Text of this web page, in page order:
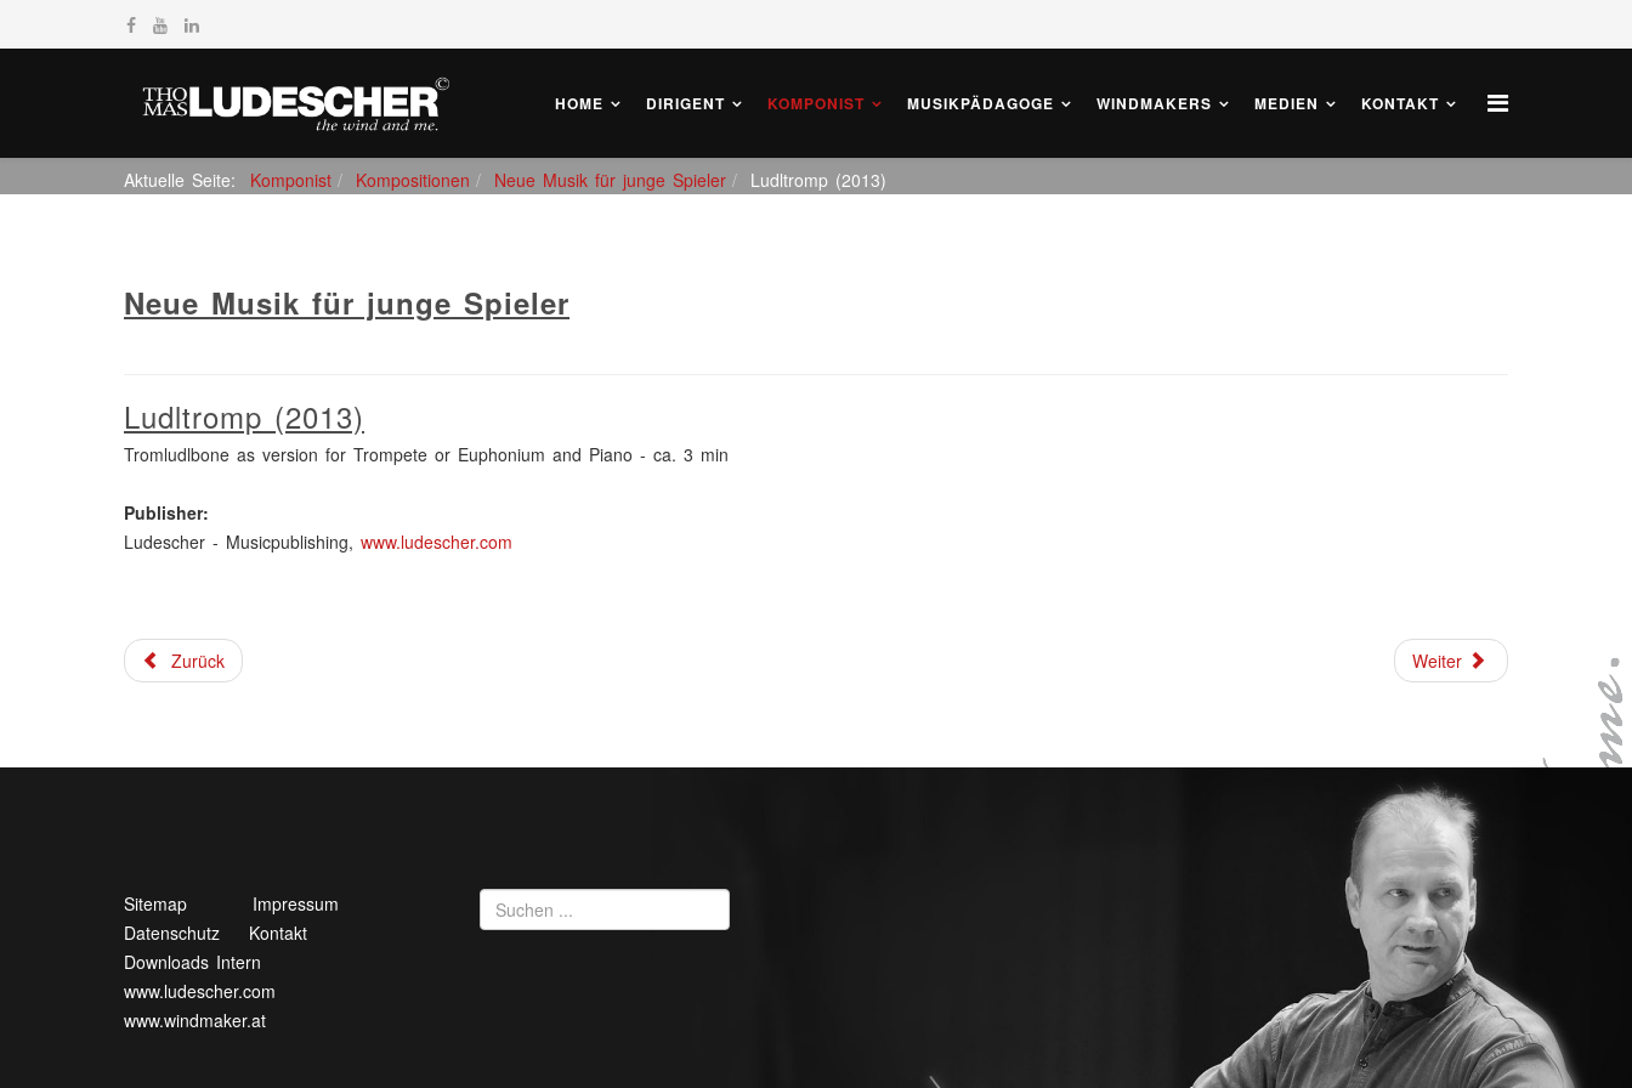
HOME DIRIGENT KOMPONIST MUSIKPÄDAGOGE WINDMAKERS MEDIEN KONTAKT
Aktuelle Seite: Komponist Kompositionen Neue Musik für junge Spieler Ludltromp (2013)
Neue Musik für junge Spieler
Ludltromp (2013)
Tromludlbone as version for Trompete or Euphonium and Piano - ca. 3 min
Publisher:
Ludescher - Musicpublishing, www.ludescher.com
Zurück Weiter
Sitemap
Impressum
Datenschutz
Kontakt
Downloads Intern
www.ludescher.com
www.windmaker.at